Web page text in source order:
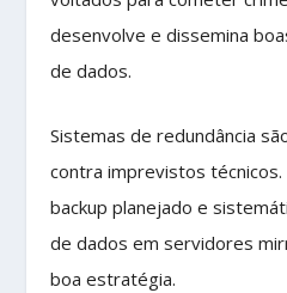
desenvolve e dissemina
de dados.
Sistemas de redundância
contra imprevistos
backup planejado e
de dados em servidores
boa estratégia.